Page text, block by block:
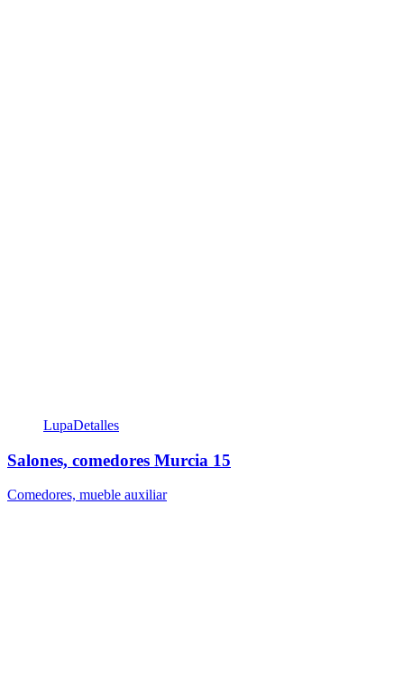
LupaDetalles
Salones, comedores Murcia 15
Comedores, mueble auxiliar